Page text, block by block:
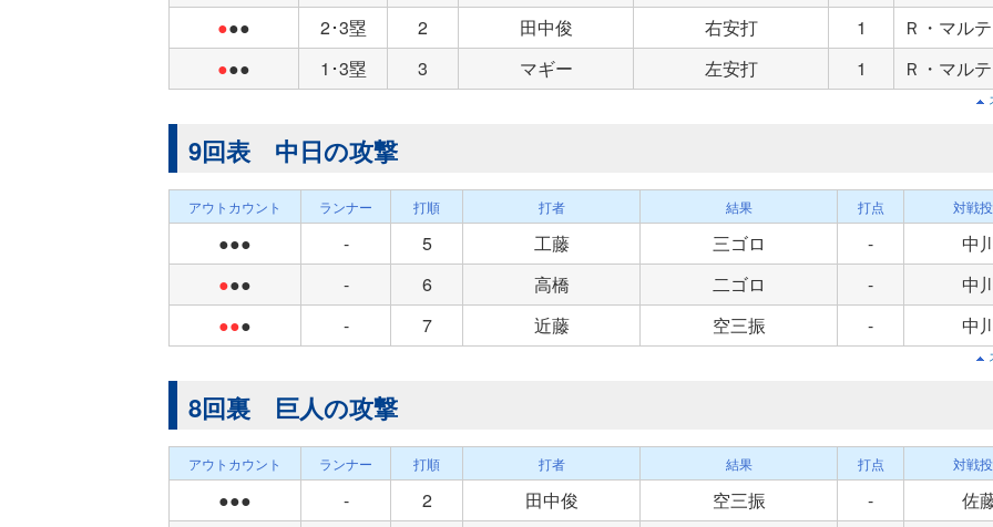
●●● 2･3塁 2 田中俊 右安打 1
Ｒ・マル
●●● 1･3塁 3 マギー 左安打 1 Ｒ・マル
9回表 中日の攻撃
アウトカウント ランナー 打順 打者 結果 打点 対戦
●●● - 5 工藤 三ゴロ -
中
●●● - 6 高橋 二ゴロ -
中
●●● - 7 近藤 空三振 - 中
8回裏 巨人の攻撃
アウトカウント ランナー 打順 打者 結果 打点 対戦
●●● - 2 田中俊 空三振 -
佐